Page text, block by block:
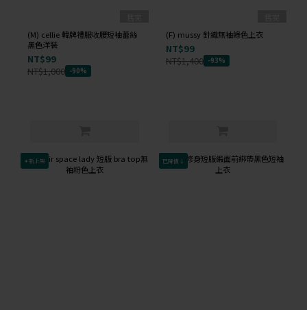
(M) cellie 韓牌禮服收腰短袖蕾絲
黑色洋裝
NT$99
NT$1,000 -90%
(F) mussy 針織無袖綠色上衣
NT$99
NT$1,400 -93%
✦新上架 已降價↓